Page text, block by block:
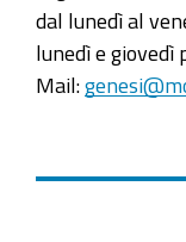
dal lunedì al
lunedì e giovedì
Mail: